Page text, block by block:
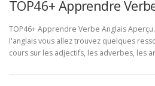
TOP46+ Apprendre
TOP46+ Apprendre Verbe Anglais
l'anglais vous allez trouvez quelques
cours sur les adjectifs, les adverbes, les